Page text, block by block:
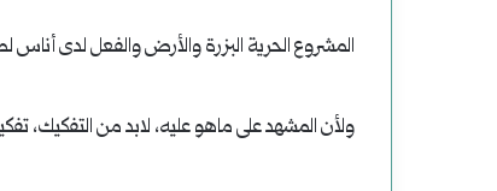
المشروع الحرية البزرة والأرض والفعل لدى أناس
ولأن المشهد على ماهو عليه، لابد من التفكيك،